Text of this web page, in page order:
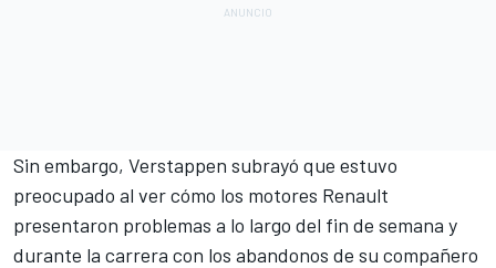
Sin embargo, Verstappen subrayó que estuvo
preocupado al ver cómo los motores Renault
presentaron problemas a lo largo del fin de semana y
durante la carrera con los abandonos de su compañero